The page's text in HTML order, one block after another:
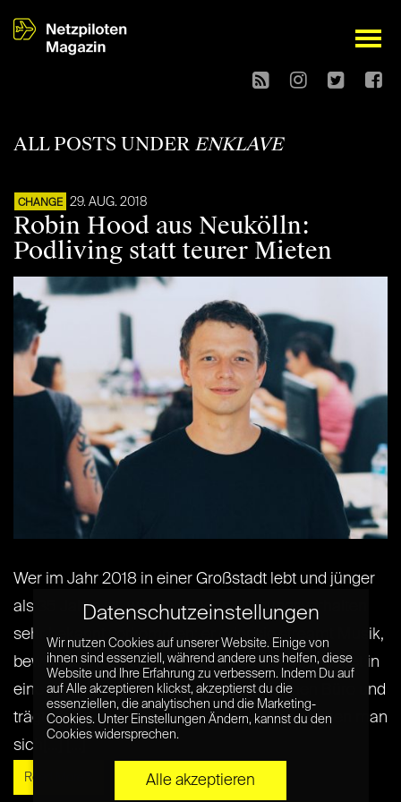
open
ALL POSTS UNDER ENKLAVE
CHANGE 29. AUG. 2018
Robin Hood aus Neukölln:
Podliving statt teurer Mieten
Wer im Jahr 2018 in einer Großstadt lebt und jünger
als 35 Jahre ist, wird folgendes Nutzungsverhalten
sehr bekannt vorkommen: er oder sie streamt Musik,
bewegt sich mit Carsharing von A nach B, arbeitet in
einem Coworking Space statt dem eigenen Büro und
trägt Mode über deren Produktionsbedingungen man
sich[...] [...]
Read More »
Datenschutzeinstellungen
Wir nutzen Cookies auf unserer Website. Einige von
ihnen sind essenziell, während andere uns helfen, diese
Website und Ihre Erfahrung zu verbessern. Indem Du auf
auf Alle akzeptieren klickst, akzeptierst du die
essenziellen, die analytischen und die Marketing-
Cookies. Unter Einstellungen Ändern, kannst du den
Cookies widersprechen.
Alle akzeptieren